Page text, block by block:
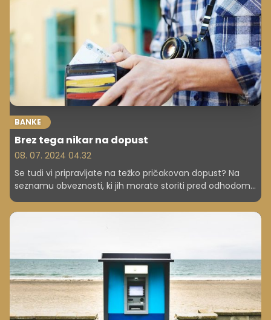
BANKE
Brez tega nikar na dopust
08. 07. 2024 04.32
Se tudi vi pripravljate na težko pričakovan dopust? Na
seznamu obveznosti, ki jih morate storiti pred odhodom,